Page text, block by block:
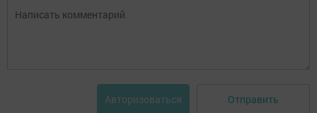
Авторизоваться Отправить